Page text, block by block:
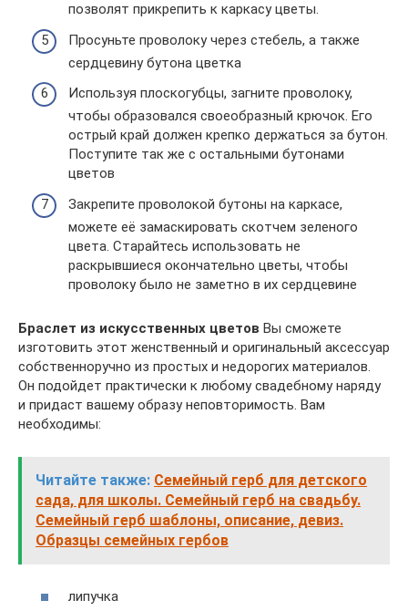
позволят прикрепить к каркасу цветы.
Просуньте проволоку через стебель, а также
сердцевину бутона цветка
Используя плоскогубцы, загните проволоку,
чтобы образовался своеобразный крючок. Его
острый край должен крепко держаться за бутон.
Поступите так же с остальными бутонами
цветов
Закрепите проволокой бутоны на каркасе,
можете её замаскировать скотчем зеленого
цвета. Старайтесь использовать не
раскрывшиеся окончательно цветы, чтобы
проволоку было не заметно в их сердцевине
Браслет из искусственных цветов Вы сможете
изготовить этот женственный и оригинальный аксессуар
собственноручно из простых и недорогих материалов.
Он подойдет практически к любому свадебному наряду
и придаст вашему образу неповторимость. Вам
необходимы:
Читайте также: Семейный герб для детского
сада, для школы. Семейный герб на свадьбу.
Семейный герб шаблоны, описание, девиз.
Образцы семейных гербов
липучка